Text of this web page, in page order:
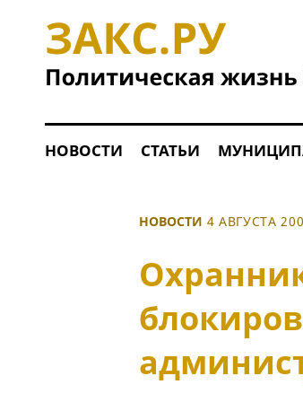
НОВОСТИ СТАТЬИ
НОВОСТИ 4 АВГУСТА